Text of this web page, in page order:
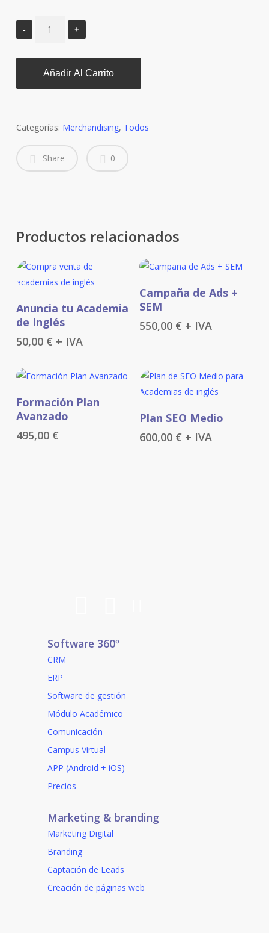
Añadir Al Carrito
Categorías: Merchandising, Todos
Share 0
Productos relacionados
Añadir Al Carrito
Anuncia tu Academia
de Inglés
50,00 € + IVA
Añadir Al Carrito
Campaña de Ads +
SEM
550,00 € + IVA
Añadir Al Carrito
Formación Plan
Avanzado
495,00 €
Añadir Al Carrito
Plan SEO Medio
600,00 € + IVA
Software 360º
CRM
ERP
Software de gestión
Módulo Académico
Comunicación
Campus Virtual
APP (Android + iOS)
Precios
Marketing & branding
Marketing Digital
Branding
Captación de Leads
Creación de páginas web